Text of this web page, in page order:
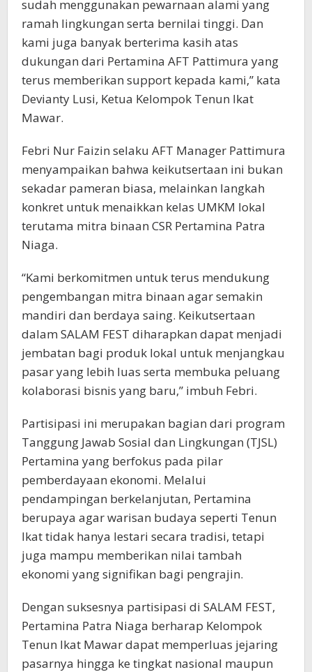
sudah menggunakan pewarnaan alami yang
ramah lingkungan serta bernilai tinggi. Dan
kami juga banyak berterima kasih atas
dukungan dari Pertamina AFT Pattimura yang
terus memberikan support kepada kami,” kata
Devianty Lusi, Ketua Kelompok Tenun Ikat
Mawar.
Febri Nur Faizin selaku AFT Manager Pattimura
menyampaikan bahwa keikutsertaan ini bukan
sekadar pameran biasa, melainkan langkah
konkret untuk menaikkan kelas UMKM lokal
terutama mitra binaan CSR Pertamina Patra
Niaga.
“Kami berkomitmen untuk terus mendukung
pengembangan mitra binaan agar semakin
mandiri dan berdaya saing. Keikutsertaan
dalam SALAM FEST diharapkan dapat menjadi
jembatan bagi produk lokal untuk menjangkau
pasar yang lebih luas serta membuka peluang
kolaborasi bisnis yang baru,” imbuh Febri.
Partisipasi ini merupakan bagian dari program
Tanggung Jawab Sosial dan Lingkungan (TJSL)
Pertamina yang berfokus pada pilar
pemberdayaan ekonomi. Melalui
pendampingan berkelanjutan, Pertamina
berupaya agar warisan budaya seperti Tenun
Ikat tidak hanya lestari secara tradisi, tetapi
juga mampu memberikan nilai tambah
ekonomi yang signifikan bagi pengrajin.
Dengan suksesnya partisipasi di SALAM FEST,
Pertamina Patra Niaga berharap Kelompok
Tenun Ikat Mawar dapat memperluas jejaring
pasarnya hingga ke tingkat nasional maupun